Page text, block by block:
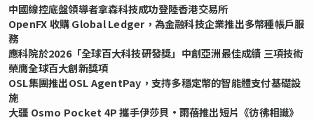
中國線控底盤領導者拿森科技成功登陸香港交易所
OpenFX 收購 Global Ledger，為金融科技企業推出多幣種帳戶服
務
應科院於2026「全球百大科技研發獎」中創亞洲最佳成績 三項技術
榮膺全球百大創新獎項
OSL集團推出OSL AgentPay，支持多穩定幣的智能體支付基礎設
施
大疆 Osmo Pocket 4P 攜手伊莎貝•雨蓓推出短片《彷彿相識》